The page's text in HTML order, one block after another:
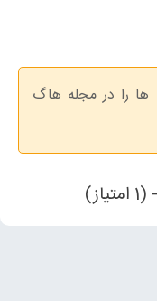
ها را در مجله هاگ